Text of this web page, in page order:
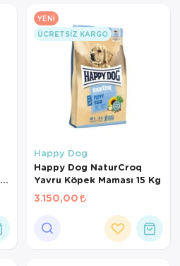
YENI
ÜCRETSIZ KARGO
Happy Dog
Happy Dog NaturCroq
Yavru Köpek Maması 15 Kg
3.150,00